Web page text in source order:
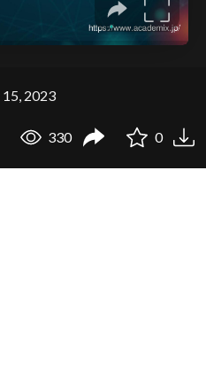
2023
330 0